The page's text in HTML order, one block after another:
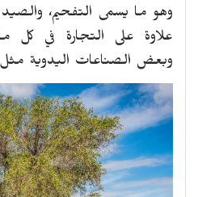
وهو ما يسمى التفحيم،
علاوة على التجارة في كل
وبعض الصناعات اليدوية